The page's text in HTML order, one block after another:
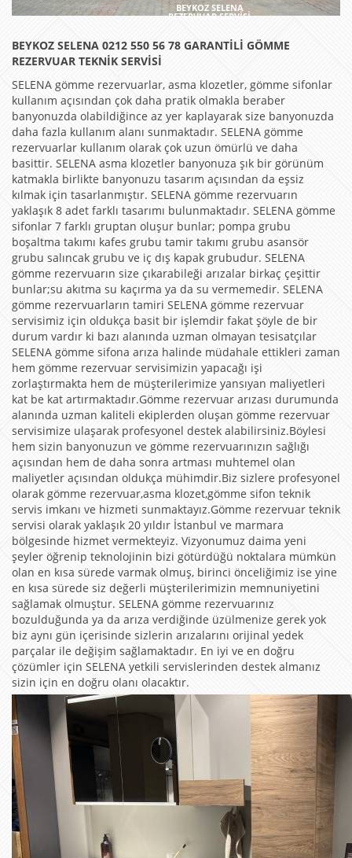
BEYKOZ SELENA
REZERVUAR SERVİSİ
BEYKOZ SELENA 0212 550 56 78 GARANTİLİ GÖMME
REZERVUAR TEKNİK SERVİSİ
SELENA gömme rezervuarlar, asma klozetler, gömme sifonlar
kullanım açısından çok daha pratik olmakla beraber
banyonuzda olabildiğince az yer kaplayarak size banyonuzda
daha fazla kullanım alanı sunmaktadır. SELENA gömme
rezervuarlar kullanım olarak çok uzun ömürlü ve daha
basittir. SELENA asma klozetler banyonuza şık bir görünüm
katmakla birlikte banyonuzu tasarım açısından da eşsiz
kılmak için tasarlanmıştır. SELENA gömme rezervuarın
yaklaşık 8 adet farklı tasarımı bulunmaktadır. SELENA gömme
sifonlar 7 farklı gruptan oluşur bunlar; pompa grubu
boşaltma takımı kafes grubu tamir takımı grubu asansör
grubu salıncak grubu ve iç dış kapak grubudur. SELENA
gömme rezervuarın size çıkarabileği arızalar birkaç çeşittir
bunlar;su akıtma su kaçırma ya da su vermemedir. SELENA
gömme rezervuarların tamiri SELENA gömme rezervuar
servisimiz için oldukça basit bir işlemdir fakat şöyle de bir
durum vardır ki bazı alanında uzman olmayan tesisatçılar
SELENA gömme sifona arıza halinde müdahale ettikleri zaman
hem gömme rezervuar servisimizin yapacağı işi
zorlaştırmakta hem de müşterilerimize yansıyan maliyetleri
kat be kat artırmaktadır.Gömme rezervuar arızası durumunda
alanında uzman kaliteli ekiplerden oluşan gömme rezervuar
servisimize ulaşarak profesyonel destek alabilirsiniz.Böylesi
hem sizin banyonuzun ve gömme rezervuarınızın sağlığı
açısından hem de daha sonra artması muhtemel olan
maliyetler açısından oldukça mühimdir.Biz sizlere profesyonel
olarak gömme rezervuar,asma klozet,gömme sifon teknik
servis imkanı ve hizmeti sunmaktayız.Gömme rezervuar teknik
servisi olarak yaklaşık 20 yıldır İstanbul ve marmara
bölgesinde hizmet vermekteyiz. Vizyonumuz daima yeni
şeyler öğrenip teknolojinin bizi götürdüğü noktalara mümkün
olan en kısa sürede varmak olmuş, birinci önceliğimiz ise yine
en kısa sürede siz değerli müşterilerimizin memnuniyetini
sağlamak olmuştur. SELENA gömme rezervuarınız
bozulduğunda ya da arıza verdiğinde üzülmenize gerek yok
biz aynı gün içerisinde sizlerin arızalarını orijinal yedek
parçalar ile değişim sağlamaktadır. En iyi ve en doğru
çözümler için SELENA yetkili servislerinden destek almanız
sizin için en doğru olanı olacaktır.